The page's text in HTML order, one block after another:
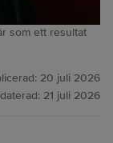
som ett resultat
20 juli 2026
21 juli 2026